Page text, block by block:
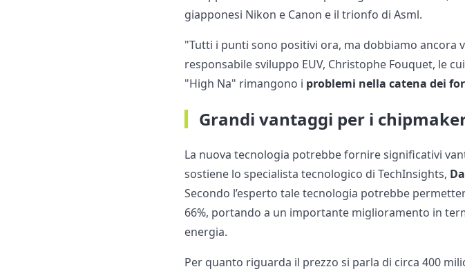
giapponesi Nikon e Canon e il trionfo di Asml.
"Tutti i punti sono positivi ora, ma dobbiamo ancora
responsabile sviluppo EUV, Christophe Fouquet, le
"High Na" rimangono i problemi nella catena dei
Grandi vantaggi per i
La nuova tecnologia potrebbe fornire significativi
sostiene lo specialista tecnologico di TechInsights,
Secondo l’esperto tale tecnologia potrebbe
66%, portando a un importante miglioramento in
energia.
Per quanto riguarda il prezzo si parla di circa 400